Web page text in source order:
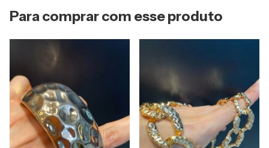
Para comprar com esse produto